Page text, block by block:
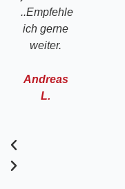
..Empfehle
ich gerne
weiter.
Andreas
L.